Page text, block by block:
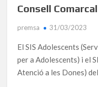
Consell
premsa 31/03/2023
El SIS Adolescents
per a Adolescents) i el
Atenció a les Dones)